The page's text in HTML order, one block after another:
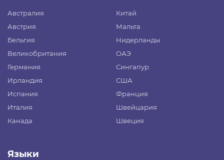
Австралия
Австрия
Бельгия
Великобритания
Германия
Ирландия
Испания
Италия
Канада
Китай
Мальта
Нидерланды
ОАЭ
Сингапур
США
Франция
Швейцария
Швеция
Языки